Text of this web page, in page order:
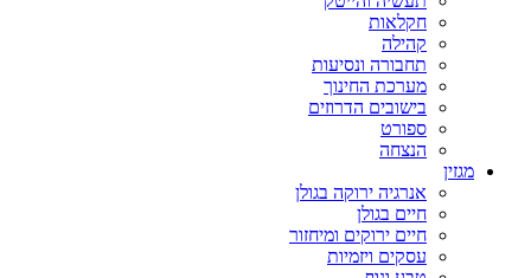
חקלאות
קהילה
תחבורה ונסיעות
מערכת החינוך
בישובים הדרוזים
ספורט
הנצחה
מגזין
אנרגיה ירוקה בגולן
חיים בגולן
חיים ירוקים ומיחזור
עסקים ויזמיות